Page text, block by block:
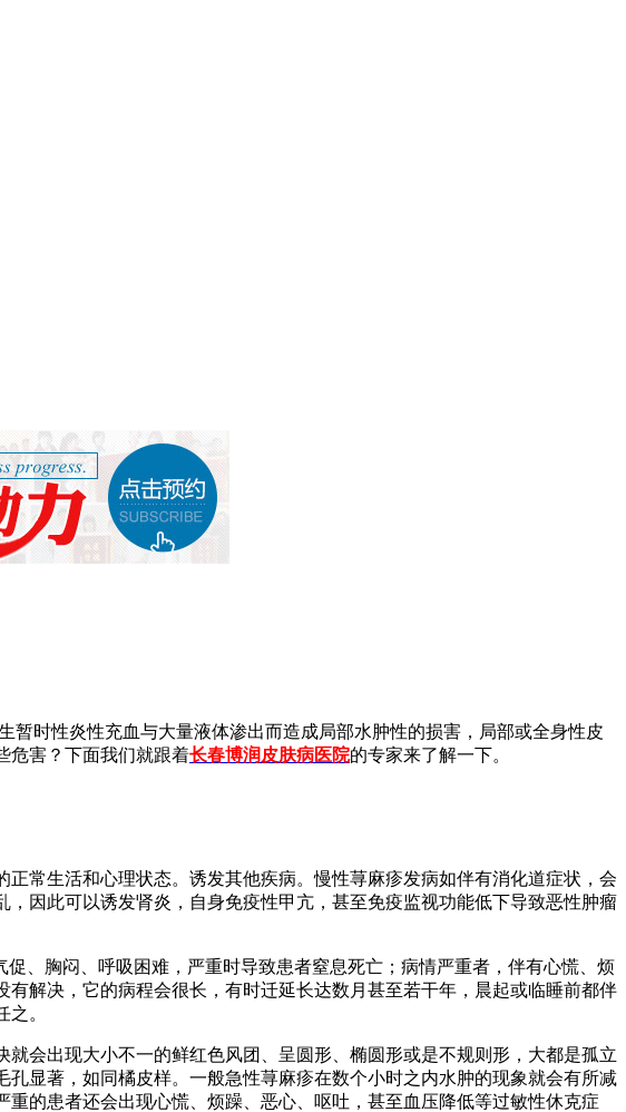
时性炎性充血与大量液体渗出而造成局部水肿性的损害，局部或全身性皮
危害？下面我们就跟着长春博润皮肤病医院的专家来了解一下。
常生活和心理状态。诱发其他疾病。慢性荨麻疹发病如伴有消化道症状，会
因此可以诱发肾炎，自身免疫性甲亢，甚至免疫监视功能低下导致恶性肿瘤
、胸闷、呼吸困难，严重时导致患者窒息死亡；病情严重者，伴有心慌、烦
解决，它的病程会很长，有时迁延长达数月甚至若干年，晨起或临睡前都伴
。
会出现大小不一的鲜红色风团、呈圆形、椭圆形或是不规则形，大都是孤立
显著，如同橘皮样。一般急性荨麻疹在数个小时之内水肿的现象就会有所减
的患者还会出现心慌、烦躁、恶心、呕吐，甚至血压降低等过敏性休克症